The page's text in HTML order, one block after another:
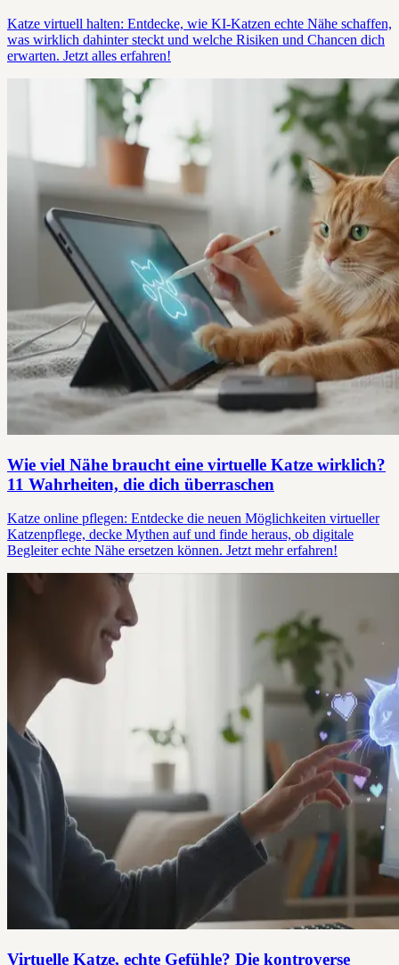
Katze virtuell halten: Entdecke, wie KI-Katzen echte Nähe schaffen,
was wirklich dahinter steckt und welche Risiken und Chancen dich
erwarten. Jetzt alles erfahren!
Wie viel Nähe braucht eine virtuelle Katze wirklich?
11 Wahrheiten, die dich überraschen
Katze online pflegen: Entdecke die neuen Möglichkeiten virtueller
Katzenpflege, decke Mythen auf und finde heraus, ob digitale
Begleiter echte Nähe ersetzen können. Jetzt mehr erfahren!
Virtuelle Katze, echte Gefühle? Die kontroverse